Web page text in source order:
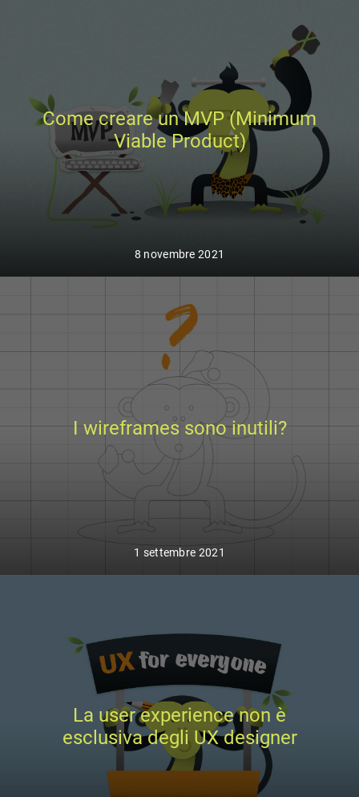
Come creare un MVP (Minimum
Viable Product)
8 novembre 2021
I wireframes sono inutili?
1 settembre 2021
La user experience non è
esclusiva degli UX designer